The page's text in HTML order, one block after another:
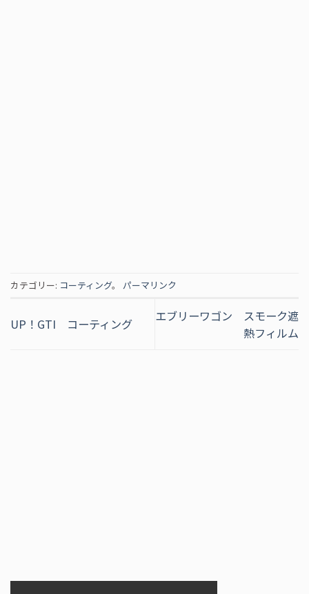
カテゴリー: コーティング。 パーマリンク
UP！GTI コーティング
エブリーワゴン スモーク遮
熱フィルム